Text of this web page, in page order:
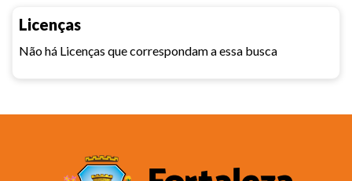
Licenças
Não há Licenças que correspondam a essa busca